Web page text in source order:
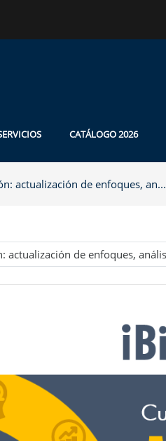
CATÁLOGO 2026
actualización de enfoques, an...